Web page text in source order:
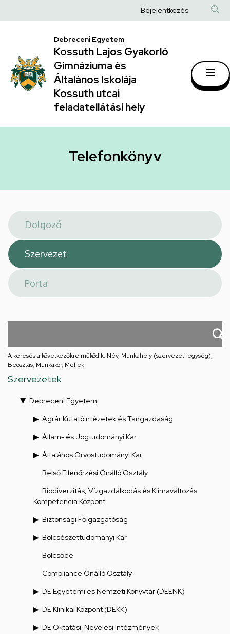
|
Kossuth
Lajos
Gyakorló
Gimnáziuma
Általános
hely
a
Anonim
fiók
Bejelentkezés
Debreceni Egyetem
Kossuth Lajos Gyakorló
Gimnáziuma és
Általános Iskolája
Kossuth utcai
feladatellátási hely
Telefonkönyv
A keresés a következőkre működik: Név, Munkahely (szervezeti egység),
Beosztás, Munkakör, Mellék
Szervezetek
Debreceni Egyetem
Agrár Kutatóintézetek és Tangazdaság
Állam- és Jogtudományi Kar
Általános Orvostudományi Kar
Belső Ellenőrzési Önálló Osztály
Biodiverzitás, Vízgazdálkodás és Klímaváltozás
Kompetencia Központ
Biztonsági Főigazgatóság
Bölcsészettudományi Kar
Bölcsőde
Compliance Önálló Osztály
DE Egyetemi és Nemzeti Könyvtár (DEENK)
DE Klinikai Központ (DEKK)
DE Oktatási-Nevelési Intézmények